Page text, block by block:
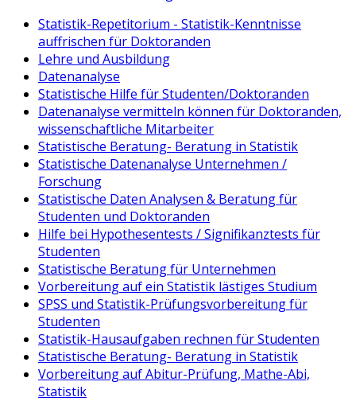
Statistik-Repetitorium - Statistik-Kenntnisse
auffrischen für Doktoranden
Lehre und Ausbildung
Datenanalyse
Statistische Hilfe für Studenten/Doktoranden
Datenanalyse vermitteln können für Doktoranden,
wissenschaftliche Mitarbeiter
Statistische Beratung- Beratung in Statistik
Statistische Datenanalyse Unternehmen /
Forschung
Statistische Daten Analysen & Beratung für
Studenten und Doktoranden
Hilfe bei Hypothesentests / Signifikanztests für
Studenten
Statistische Beratung für Unternehmen
Vorbereitung auf ein Statistik lästiges Studium
SPSS und Statistik-Prüfungsvorbereitung für
Studenten
Statistik-Hausaufgaben rechnen für Studenten
Statistische Beratung- Beratung in Statistik
Vorbereitung auf Abitur-Prüfung, Mathe-Abi,
Statistik